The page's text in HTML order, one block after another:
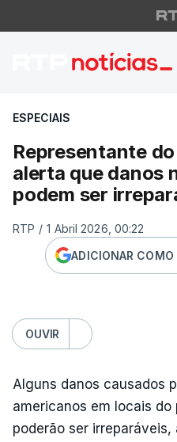
ESPECIAIS
Representante
alerta que danos
podem ser
RTP / 1 Abril 2026, 00:22
ADICIONAR
OUVIR
Alguns danos causados
americanos em locais
poderão ser